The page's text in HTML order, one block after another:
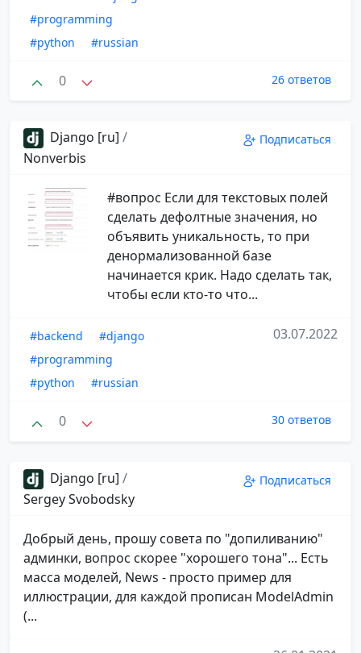
#programming
#python
#russian
0 26 ответов
Django [ru] /
Nonverbis
Подписаться
#вопрос Если для текстовых полей
сделать дефолтные значения, но
объявить уникальность, то при
денормализованной базе
начинается крик. Надо сделать так,
чтобы если кто-то что...
#backend
#django
#programming
#python
#russian
03.07.2022
0 30 ответов
Django [ru] /
Sergey Svobodsky
Подписаться
Добрый день, прошу совета по "допиливанию"
админки, вопрос скорее "хорошего тона"... Есть
масса моделей, News - просто пример для
иллюстрации, для каждой прописан ModelAdmin
(...